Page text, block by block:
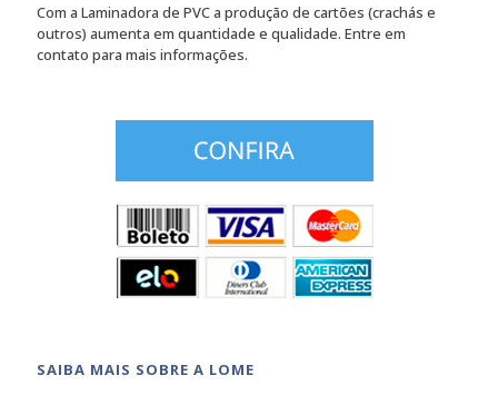
Com a Laminadora de PVC a produção de cartões (crachás e
outros) aumenta em quantidade e qualidade. Entre em
contato para mais informações.
SAIBA MAIS SOBRE A LOME